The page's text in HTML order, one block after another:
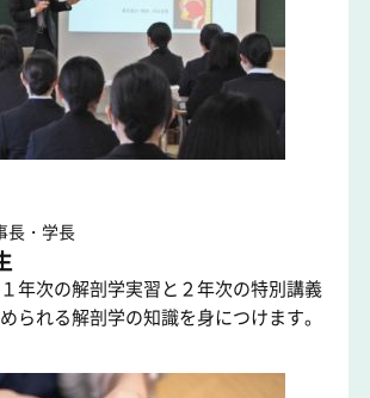
長・学長
年次の解剖学実習と２年次の特別講義
られる解剖学の知識を身につけます。